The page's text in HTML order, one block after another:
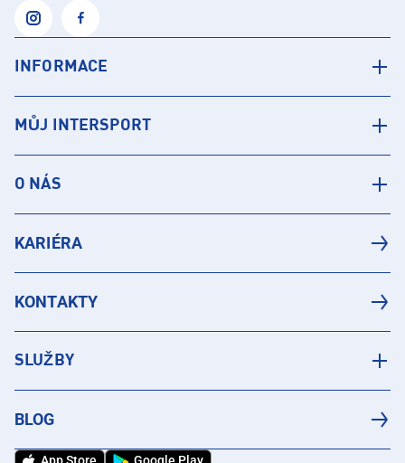
INFORMACE
MŮJ INTERSPORT
O NÁS
KARIÉRA
KONTAKTY
SLUŽBY
BLOG